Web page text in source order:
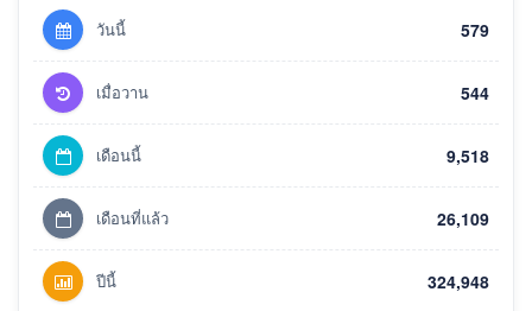
วันนี้ 579
เมื่อวาน 544
เดือนนี้ 9,518
เดือนที่แล้ว 26,109
ปีนี้ 324,948